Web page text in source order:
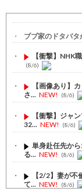
ブブ家のドタバタ
【衝撃】NHK
(8/6)
【画像あり】
さ... NEW! (8/6)
【衝撃】ジャ
32... NEW! (8/6)
単身赴任先か
る... NEW! (8/6)
【2/2】妻が
て... NEW! (8/6)